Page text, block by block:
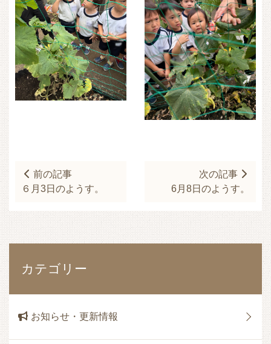
カテゴリー
お知らせ・更新情報
前の記事
６月3日のようす。
次の記事
6月8日のようす。